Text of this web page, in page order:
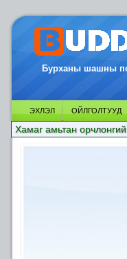
Бурханы шашны
ЭХЛЭЛ ОЙЛГОЛТУУД
Хамаг амьтан